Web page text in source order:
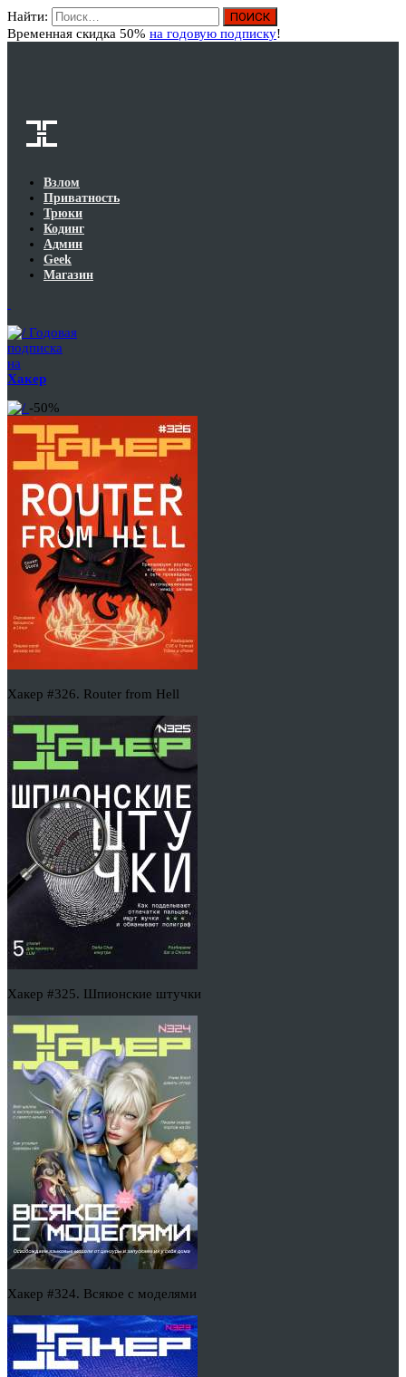
Найти:
Временная скидка 50% на годовую подписку!
Взлом
Приватность
Трюки
Кодинг
Админ
Geek
Магазин
Годовая
подписка
на
Хакер
-50%
Хакер #326. Router from Hell
Хакер #325. Шпионские штучки
Хакер #324. Всякое с моделями